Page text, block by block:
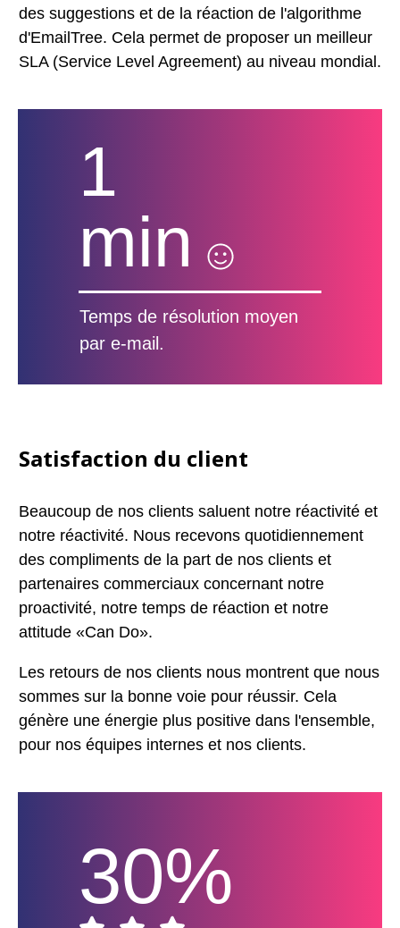
des suggestions et de la réaction de l'algorithme
d'EmailTree. Cela permet de proposer un meilleur
SLA (Service Level Agreement) au niveau mondial.
1
min
Temps de résolution moyen
par e-mail.
Satisfaction du client
Beaucoup de nos clients saluent notre réactivité et
notre réactivité. Nous recevons quotidiennement
des compliments de la part de nos clients et
partenaires commerciaux concernant notre
proactivité, notre temps de réaction et notre
attitude «Can Do».
Les retours de nos clients nous montrent que nous
sommes sur la bonne voie pour réussir. Cela
génère une énergie plus positive dans l'ensemble,
pour nos équipes internes et nos clients.
30%